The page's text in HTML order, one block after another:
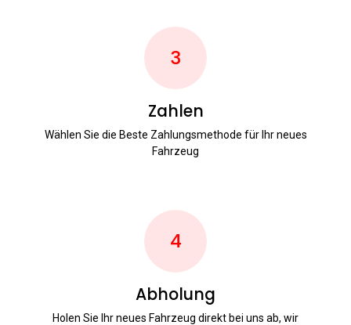
3
Zahlen
Wählen Sie die Beste Zahlungsmethode für Ihr neues
Fahrzeug
4
Abholung
Holen Sie Ihr neues Fahrzeug direkt bei uns ab, wir